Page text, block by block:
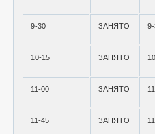
9-30 ЗАНЯТО
10-15 ЗАНЯТО
11-00 ЗАНЯТО
11-45 ЗАНЯТО